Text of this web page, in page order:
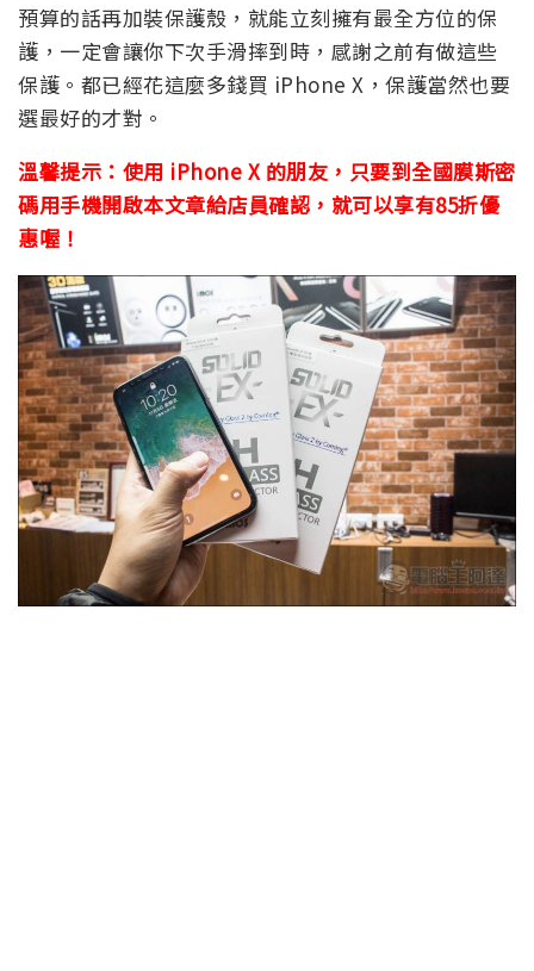
預算的話再加裝保護殼，就能立刻擁有最全方位的保
護，一定會讓你下次手滑摔到時，感謝之前有做這些
保護。都已經花這麼多錢買 iPhone X，保護當然也要
選最好的才對。
溫馨提示：使用 iPhone X 的朋友，只要到全國膜斯密
碼用手機開啟本文章給店員確認，就可以享有85折優
惠喔！